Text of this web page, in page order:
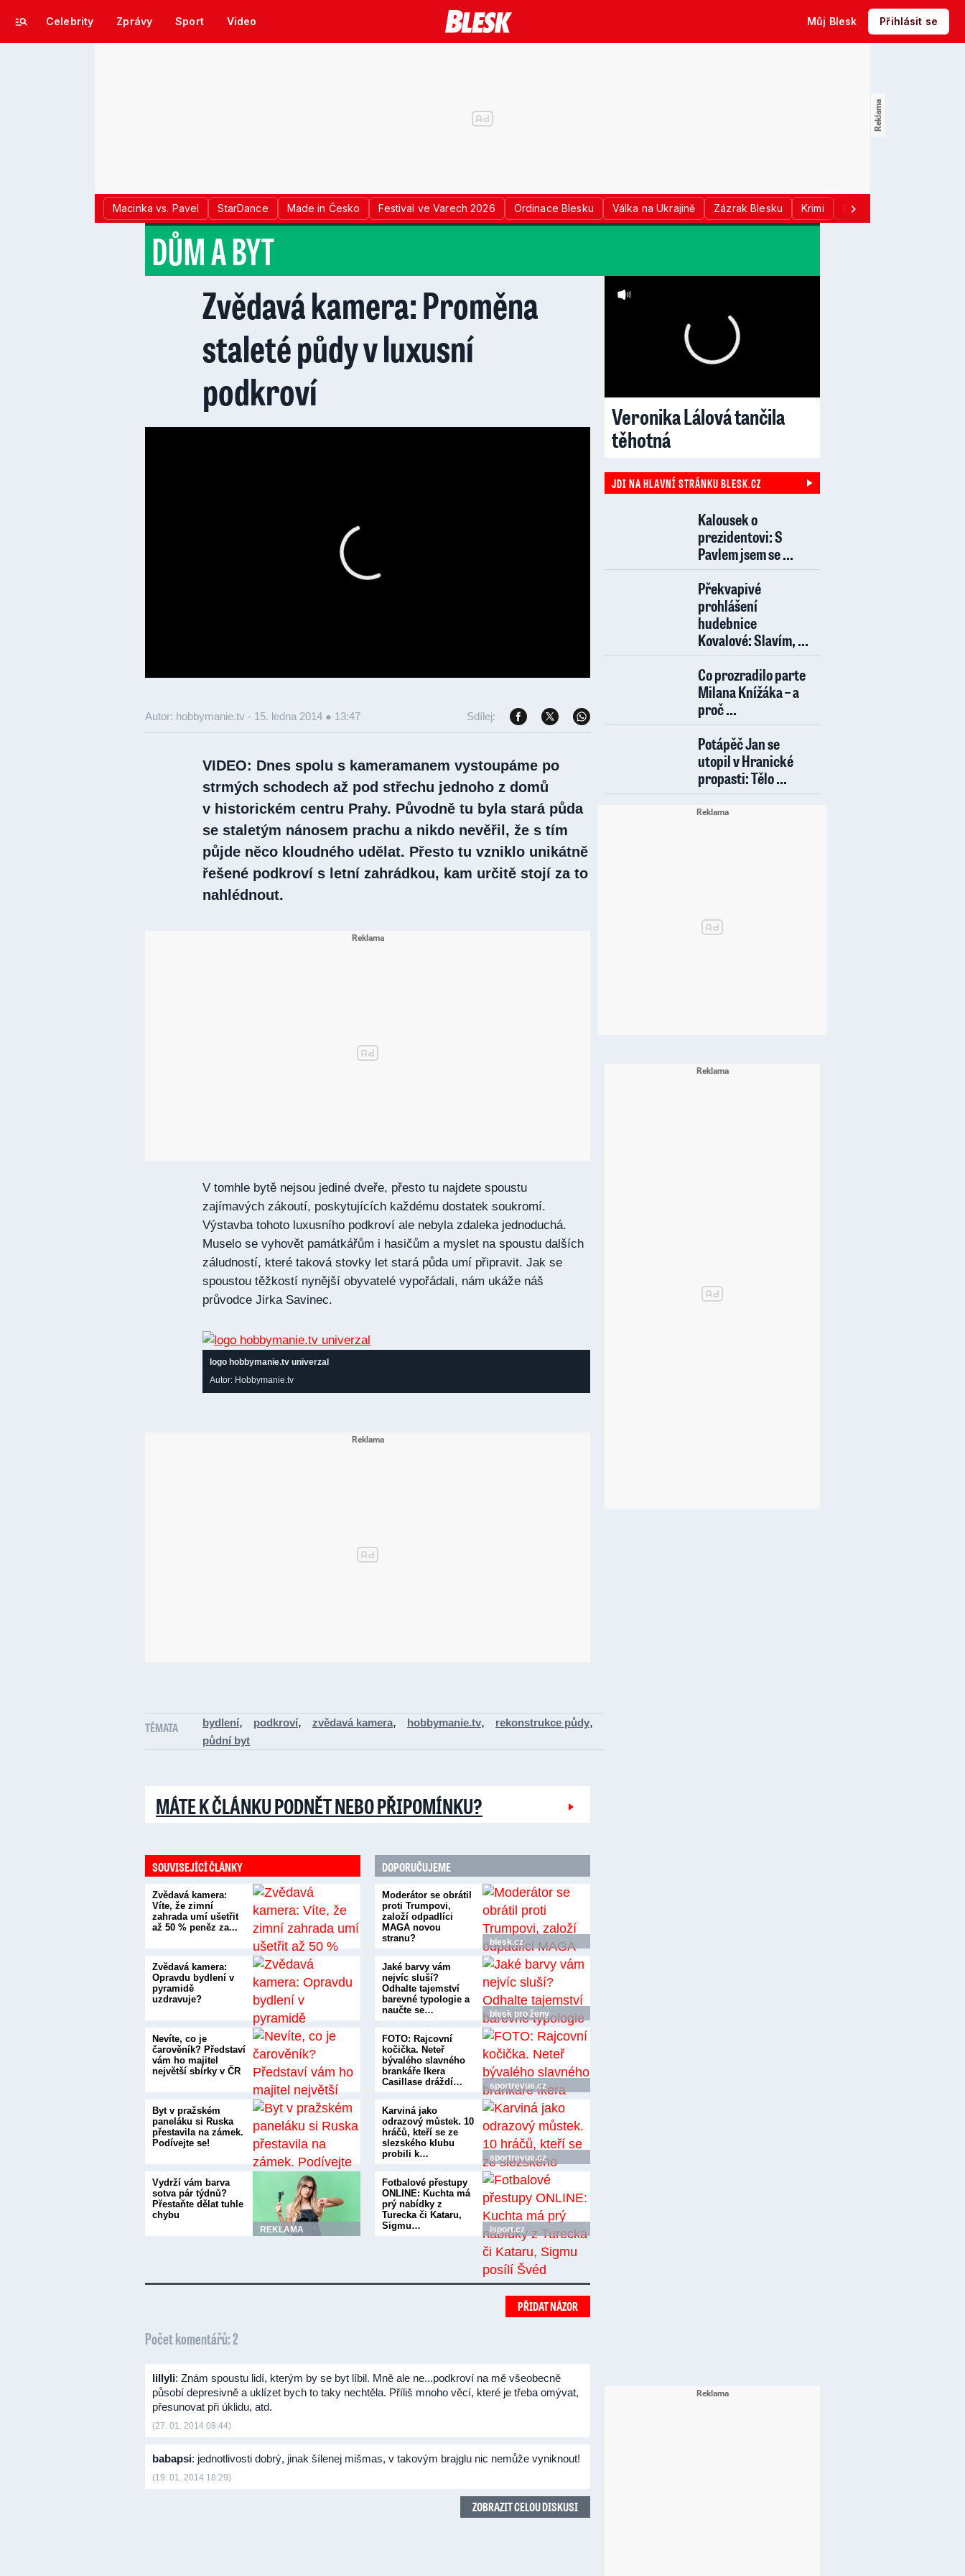
Celebrity Zprávy Sport Video Můj Blesk Přihlásit se
Macinka vs. Pavel StarDance Made in Česko Festival ve Varech 2026 Ordinace Blesku Válka na Ukrajině Zázrak Blesku Krimi Donald Trump
DŮM A BYT
Zvědavá kamera: Proměna
staleté půdy v luxusní
podkroví
Autor: hobbymanie.tv - 15. ledna 2014 ● 13:47 Sdílej:
VIDEO: Dnes spolu s kameramanem vystoupáme po
strmých schodech až pod střechu jednoho z domů
v historickém centru Prahy. Původně tu byla stará půda
se staletým nánosem prachu a nikdo nevěřil, že s tím
půjde něco kloudného udělat. Přesto tu vzniklo unikátně
řešené podkroví s letní zahrádkou, kam určitě stojí za to
nahlédnout.
V tomhle bytě nejsou jediné dveře, přesto tu najdete spoustu
zajímavých zákoutí, poskytujících každému dostatek soukromí.
Výstavba tohoto luxusního podkroví ale nebyla zdaleka jednoduchá.
Muselo se vyhovět památkářům i hasičům a myslet na spoustu dalších
záludností, které taková stovky let stará půda umí připravit. Jak se
spoustou těžkostí nynější obyvatelé vypořádali, nám ukáže náš
průvodce Jirka Savinec.
logo hobbymanie.tv univerzal
Autor: Hobbymanie.tv
TÉMATA bydlení, podkroví, zvědavá kamera, hobbymanie.tv, rekonstrukce půdy,
půdní byt
MÁTE K ČLÁNKU PODNĚT NEBO PŘIPOMÍNKU?
SOUVISEJÍCÍ ČLÁNKY
Zvědavá kamera:
Víte, že zimní
zahrada umí ušetřit
až 50 % peněz za...
Zvědavá kamera:
Opravdu bydlení v
pyramidě
uzdravuje?
Nevíte, co je
čarověník? Představí
vám ho majitel
největší sbírky v ČR
Byt v pražském
paneláku si Ruska
přestavila na zámek.
Podívejte se!
Vydrží vám barva
sotva pár týdnů?
Přestaňte dělat tuhle
chybu
REKLAMA
DOPORUČUJEME
Moderátor se obrátil
proti Trumpovi,
založí odpadlíci
MAGA novou
stranu?
blesk.cz
Jaké barvy vám
nejvíc sluší?
Odhalte tajemství
barevné typologie a
naučte se…
blesk pro ženy
FOTO: Rajcovní
kočička. Neteř
bývalého slavného
brankáře Ikera
Casillase dráždí…
sportrevue.cz
Karviná jako
odrazový můstek. 10
hráčů, kteří se ze
slezského klubu
probili k…
sportrevue.cz
Fotbalové přestupy
ONLINE: Kuchta má
prý nabídky z
Turecka či Kataru,
Sigmu…
isport.cz
PŘIDAT NÁZOR
Počet komentářů: 2
lillyli: Znám spoustu lidí, kterým by se byt líbil. Mně ale ne...podkroví na mě všeobecně
působí depresivně a uklízet bych to taky nechtěla. Příliš mnoho věcí, které je třeba omývat,
přesunovat při úklidu, atd.
(27. 01. 2014 08:44)
babapsi: jednotlivosti dobrý, jinak šílenej mišmas, v takovým brajglu nic nemůže vyniknout!
(19. 01. 2014 18:29)
ZOBRAZIT CELOU DISKUSI
Veronika Lálová tančila
těhotná
JDI NA HLAVNÍ STRÁNKU BLESK.CZ
Kalousek o
prezidentovi: S
Pavlem jsem se ...
Překvapivé
prohlášení
hudebnice
Kovalové: Slavím, ...
Co prozradilo parte
Milana Knížáka – a
proč ...
Potápěč Jan se
utopil v Hranické
propasti: Tělo ...